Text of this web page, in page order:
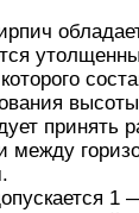
принять
между